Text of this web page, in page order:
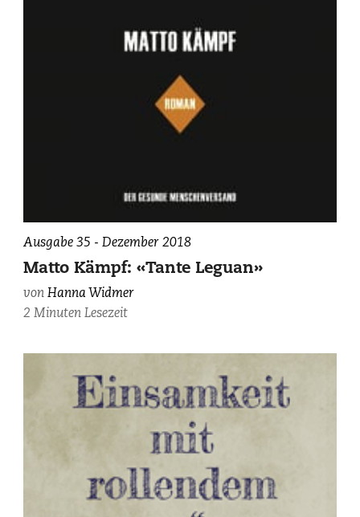
Ausgabe 35 - Dezember 2018
Matto Kämpf: «Tante Leguan»
vonHanna Widmer
2 Minuten Lesezeit